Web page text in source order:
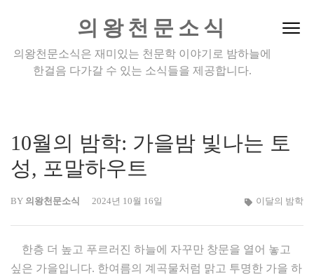
(Press
의왕천문소식
의왕천문소식은 재미있는 천문학 이야기로 밤하늘에
한걸음 다가갈 수 있는 소식들을 제공합니다.
10월의 밤학: 가을밤 빛나는 토
성, 포말하우트
BY 의왕천문소식 2024년 10월 16일 이달의 밤학
한층 더 높고 푸르러진 하늘에 자꾸만 창문을 열어 놓고
싶은 가을입니다. 한여름의 계곡물처럼 맑고 투명한 가을 하